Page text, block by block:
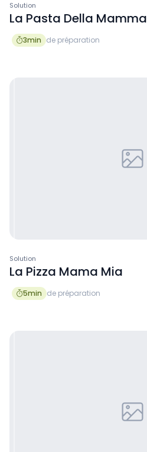
Solution
La Pasta Della Mamma
3min de préparation
Solution
La Pizza Mama Mia
5min de préparation